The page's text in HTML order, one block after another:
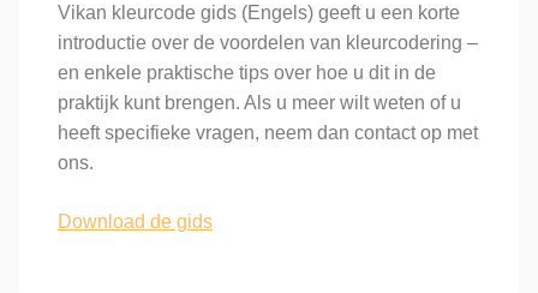
Vikan kleurcode gids (Engels) geeft u een korte
introductie over de voordelen van kleurcodering –
en enkele praktische tips over hoe u dit in de
praktijk kunt brengen. Als u meer wilt weten of u
heeft specifieke vragen, neem dan contact op met
ons.
Download de gids